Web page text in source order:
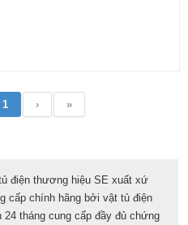
1 › »
điện thương hiệu SE xuất xứ
cấp chính hãng bởi vật tủ điện
tháng cung cấp đầy đủ chứng